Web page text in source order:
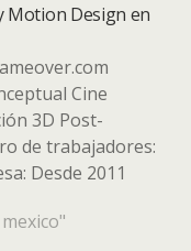
Motion Design en
Cine
3D Post-
de trabajadores:
Desde 2011
y VFX para
hace un año